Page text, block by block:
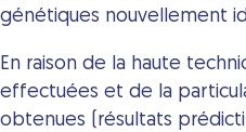
génétiques nouvellement
En raison de la haute
effectuées et de la
obtenues (résultats